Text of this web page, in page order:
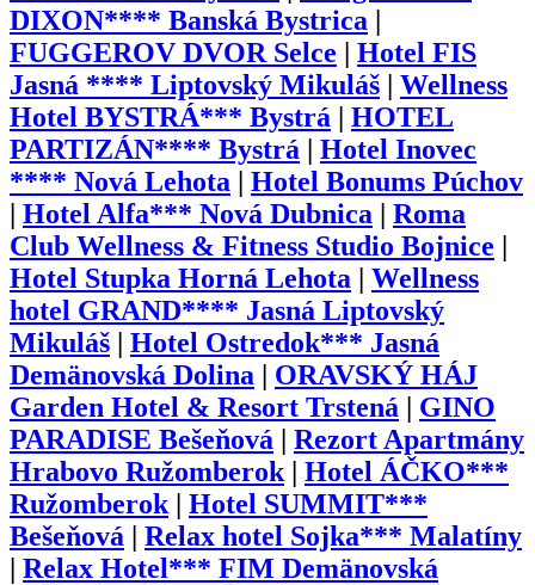
DIXON**** Banská Bystrica
FUGGEROV DVOR Selce
Hotel FIS
Jasná **** Liptovský Mikuláš
Wellness
Hotel BYSTRÁ*** Bystrá
HOTEL
PARTIZÁN**** Bystrá
Hotel Inovec
**** Nová Lehota
Hotel Bonums Púchov
Hotel Alfa*** Nová Dubnica
Roma
Club Wellness & Fitness Studio Bojnice
Hotel Stupka Horná Lehota
Wellness
hotel GRAND**** Jasná Liptovský
Mikuláš
Hotel Ostredok*** Jasná
Demänovská Dolina
ORAVSKÝ HÁJ
Garden Hotel & Resort Trstená
GINO
PARADISE Bešeňová
Rezort Apartmány
Hrabovo Ružomberok| Hotel ÁČKO***
Ružomberok| Hotel SUMMIT***
Bešeňová
Relax hotel Sojka*** Malatíny
Relax Hotel*** FIM Demänovská